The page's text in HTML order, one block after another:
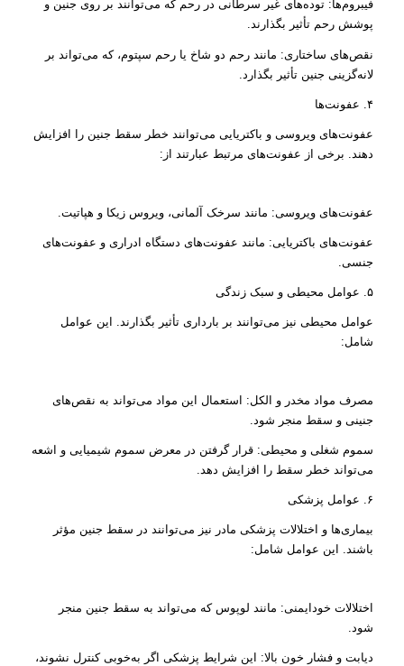
فیبروم‌ها: توده‌های غیر سرطانی در رحم که می‌توانند بر روی جنین و
پوشش رحم تأثیر بگذارند.
نقص‌های ساختاری: مانند رحم دو شاخ یا رحم سپتوم، که می‌تواند بر
لانه‌گزینی جنین تأثیر بگذارد.
۴. عفونت‌ها
عفونت‌های ویروسی و باکتریایی می‌توانند خطر سقط جنین را افزایش
دهند. برخی از عفونت‌های مرتبط عبارتند از:
عفونت‌های ویروسی: مانند سرخک آلمانی، ویروس زیکا و هپاتیت.
عفونت‌های باکتریایی: مانند عفونت‌های دستگاه ادراری و عفونت‌های
جنسی.
۵. عوامل محیطی و سبک زندگی
عوامل محیطی نیز می‌توانند بر بارداری تأثیر بگذارند. این عوامل
شامل:
مصرف مواد مخدر و الکل: استعمال این مواد می‌تواند به نقص‌های
جنینی و سقط منجر شود.
سموم شغلی و محیطی: قرار گرفتن در معرض سموم شیمیایی و اشعه
می‌تواند خطر سقط را افزایش دهد.
۶. عوامل پزشکی
بیماری‌ها و اختلالات پزشکی مادر نیز می‌توانند در سقط جنین مؤثر
باشند. این عوامل شامل:
اختلالات خودایمنی: مانند لوپوس که می‌تواند به سقط جنین منجر
شود.
دیابت و فشار خون بالا: این شرایط پزشکی اگر به‌خوبی کنترل نشوند،